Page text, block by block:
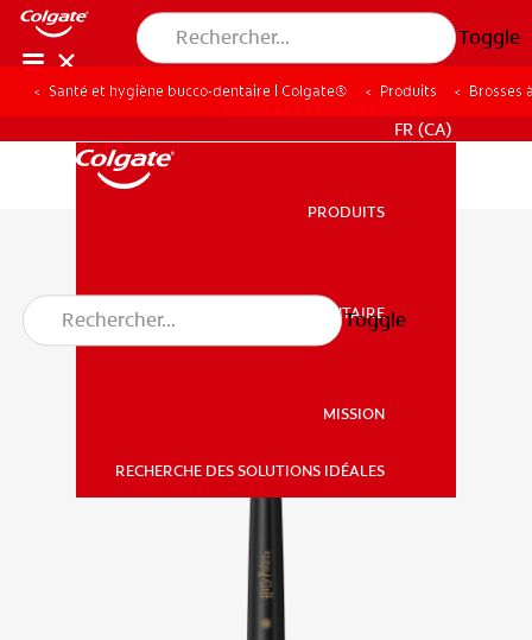
Toggle
SANTÉ BUCCO-DENTAIRE
RECHERCHE DES SOLUTIONS IDÉALES
FR (CA)
PRODUITS
SANTÉ BUCCO-DENTAIRE
MISSION
RECHERCHE DES SOLUTIONS IDÉALES
Toggle
Santé et hygiène bucco-dentaire | Colgate® Produits Brosses